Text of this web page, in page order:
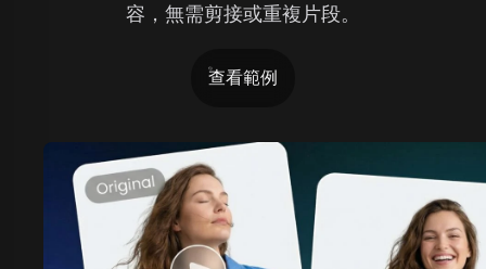
容，無需剪接或重複片段。
查看範例